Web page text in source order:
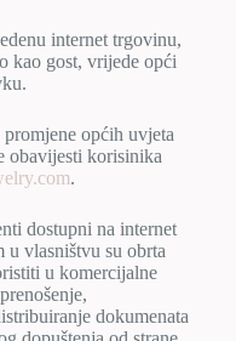
internet trgovinu,
kao gost, vrijede opći
općih uvjeta
obavijesti korisinika
.
dostupni na internet
vlasništvu su obrta
u komercijalne
dokumenata